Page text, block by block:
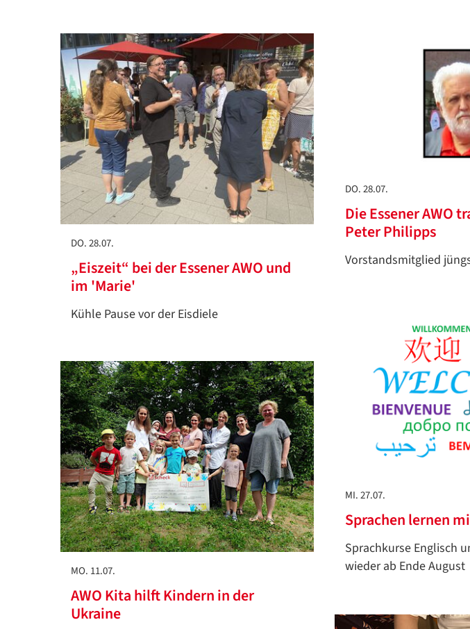
DO. 28.07.
„Eiszeit“ bei der Essener AWO und
im 'Marie'
Kühle Pause vor der Eisdiele
DO. 28.07.
Die Essener AWO
Peter Philipps
Vorstandsmitglied
MI. 27.07.
Sprachen lernen
Sprachkurse Englisch
wieder ab Ende August
MO. 11.07.
AWO Kita hilft Kindern in der
Ukraine